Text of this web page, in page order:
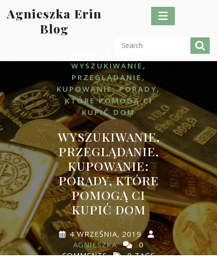
toAgnieszka Erin
Blog
WYSZUKIWANIE,
PRZEGLĄDANIE,
KUPOWANIE: PORADY,
KTÓRE POMOGĄ CI
KUPIĆ DOM
WYSZUKIWANIE,
PRZEGLĄDANIE,
KUPOWANIE:
PORADY, KTÓRE
POMOGĄ CI
KUPIĆ DOM
4 WRZEŚNIA, 2019
AGNIESZKA
0
COMMENTS
0 TAGS